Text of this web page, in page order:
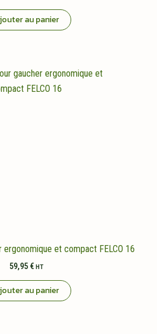
au panier
et compact FELCO 16
59,95 € HT
au panier